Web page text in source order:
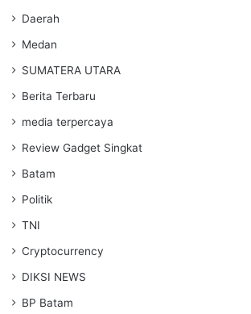
Daerah
Medan
SUMATERA UTARA
Berita Terbaru
media terpercaya
Review Gadget Singkat
Batam
Politik
TNI
Cryptocurrency
DIKSI NEWS
BP Batam